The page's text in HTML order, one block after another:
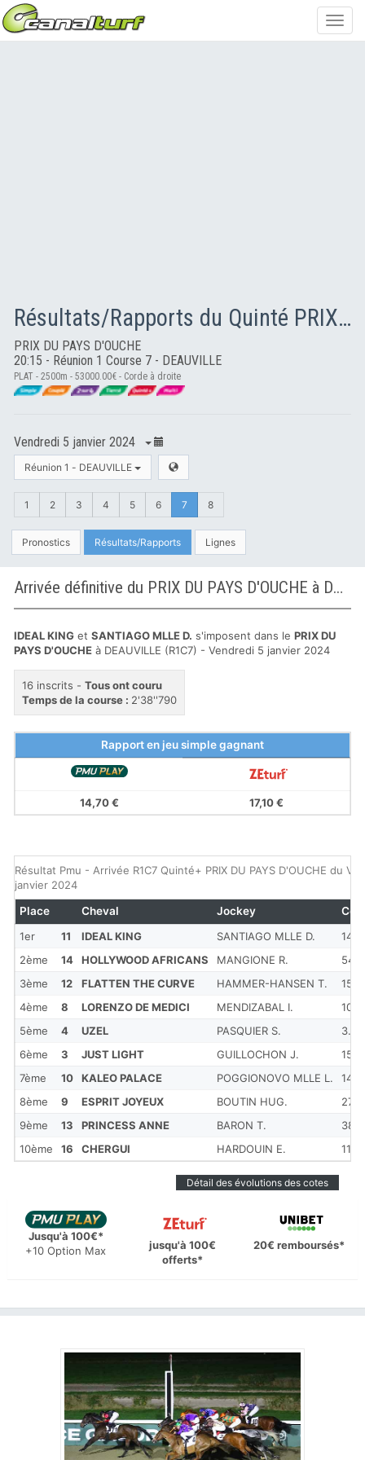
Résultats/Rapports du Quinté PRIX DU PAYS D'OUCHE
PRIX DU PAYS D'OUCHE
20:15 - Réunion 1 Course 7 - DEAUVILLE
PLAT - 2500m - 53000.00€ - Corde à droite
Vendredi 5 janvier 2024
Réunion 1 - DEAUVILLE
1 2 3 4 5 6 7 8
Pronostics Résultats/Rapports Lignes
Arrivée définitive du PRIX DU PAYS D'OUCHE à DEAUVILLE
IDEAL KING et SANTIAGO MLLE D. s'imposent dans le PRIX DU
PAYS D'OUCHE à DEAUVILLE (R1C7) - Vendredi 5 janvier 2024
16 inscrits - Tous ont couru
Temps de la course : 2'38''790
Rapport en jeu simple gagnant
14,70 € 17,10 €
Résultat Pmu - Arrivée R1C7 Quinté+ PRIX DU PAYS D'OUCHE du
janvier 2024
1er 11 IDEAL KING SANTIAGO MLLE D.
14
2ème
14 HOLLYWOOD AFRICANS MANGIONE R.
54
3ème
12 FLATTEN THE CURVE HAMMER-HANSEN T.
15
4ème
8 LORENZO DE MEDICI MENDIZABAL I.
10
5ème
4 UZEL PASQUIER S.
3.9
6ème
3 JUST LIGHT GUILLOCHON J.
15
7ème
10 KALEO PALACE POGGIONOVO MLLE L.
14
8ème
9 ESPRIT JOYEUX BOUTIN HUG.
27
9ème
13 PRINCESS ANNE BARON T.
38
10ème
16 CHERGUI HARDOUIN E. 11
Place Cheval Jockey
Détail des évolutions des cotes
Jusqu'à 100€*
+10 Option Max
jusqu'à 100€
offerts*
20€ remboursés*